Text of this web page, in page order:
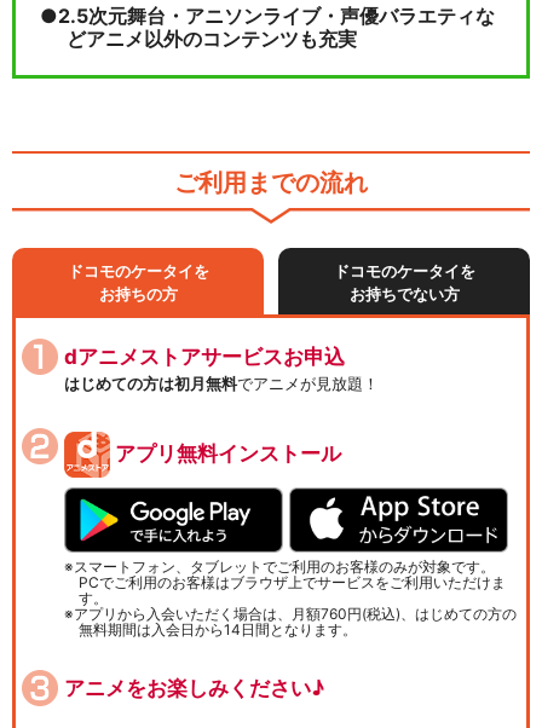
2.5次元舞台・アニソンライブ・声優バラエティな
どアニメ以外のコンテンツも充実
ご利用までの流れ
ドコモのケータイを
お持ちの方
ドコモのケータイを
お持ちでない方
dアニメストアサービスお申込
はじめての方は初月無料でアニメが見放題！
アプリ無料インストール
スマートフォン、タブレットでご利用のお客様のみが対象です。
PCでご利用のお客様はブラウザ上でサービスをご利用いただけま
す。
アプリから入会いただく場合は、月額760円(税込)、はじめての方の
無料期間は入会日から14日間となります。
アニメをお楽しみください♪